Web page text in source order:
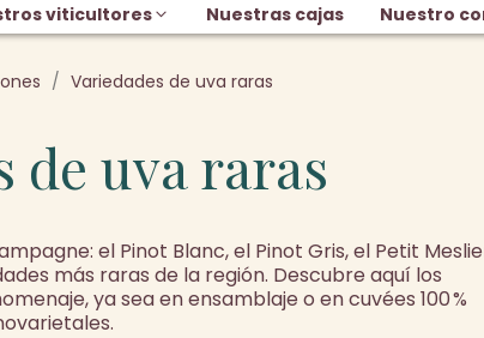
viticultores Nuestras cajas Nuestro
Variedades de uva raras
de uva raras
el Pinot Blanc, el Pinot Gris, el Petit
más raras de la región. Descubre aquí los
ya sea en ensamblaje o en cuvées 100 %